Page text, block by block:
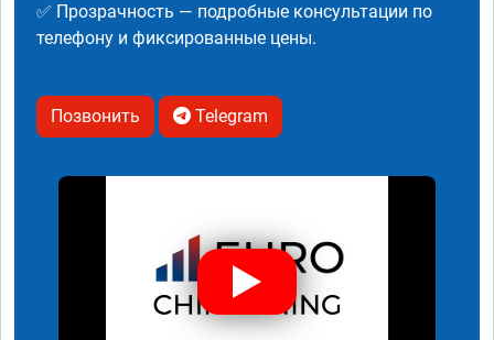
✅ Прозрачность — подробные консультации по
телефону и фиксированные цены.
Позвонить Telegram